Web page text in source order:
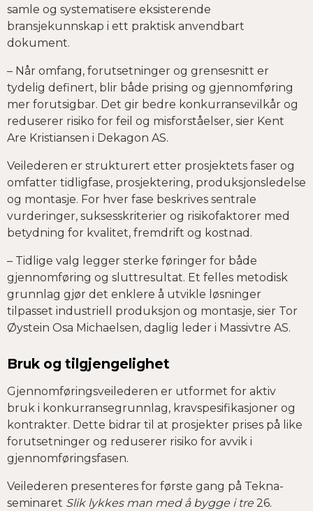
samle og systematisere eksisterende
bransjekunnskap i ett praktisk anvendbart
dokument.
– Når omfang, forutsetninger og grensesnitt er
tydelig definert, blir både prising og gjennomføring
mer forutsigbar. Det gir bedre konkurransevilkår og
reduserer risiko for feil og misforståelser, sier Kent
Are Kristiansen i Dekagon AS.
Veilederen er strukturert etter prosjektets faser og
omfatter tidligfase, prosjektering, produksjonsledelse
og montasje. For hver fase beskrives sentrale
vurderinger, suksesskriterier og risikofaktorer med
betydning for kvalitet, fremdrift og kostnad.
– Tidlige valg legger sterke føringer for både
gjennomføring og sluttresultat. Et felles metodisk
grunnlag gjør det enklere å utvikle løsninger
tilpasset industriell produksjon og montasje, sier Tor
Øystein Osa Michaelsen, daglig leder i Massivtre AS.
Bruk og tilgjengelighet
Gjennomføringsveilederen er utformet for aktiv
bruk i konkurransegrunnlag, kravspesifikasjoner og
kontrakter. Dette bidrar til at prosjekter prises på like
forutsetninger og reduserer risiko for avvik i
gjennomføringsfasen.
Veilederen presenteres for første gang på Tekna-
seminaret Slik lykkes man med å bygge i tre 26.